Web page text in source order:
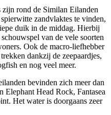
zijn rond de Similan Eilanden
zandvlaktes te vinden,
duik in de middag. Hierbij
van de vele soorten
Ook de macro-liefhebber
dankzij de zeepaardjes,
en nog veel meer.
bevinden zich meer dan
Elephant Head Rock, Fantasea
Het water is doorgaans zeer